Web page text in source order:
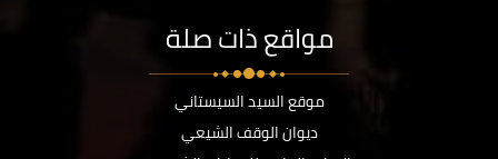
مواقع ذات صلة
موقع السيد السيستاني
ديوان الوقف الشيعي